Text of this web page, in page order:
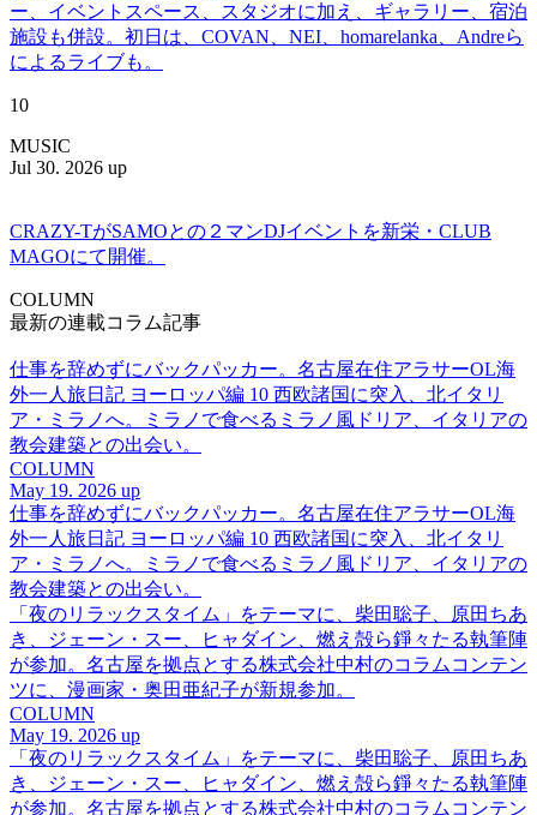
ー、イベントスペース、スタジオに加え、ギャラリー、宿泊
施設も併設。初日は、COVAN、NEI、homarelanka、Andreら
によるライブも。
10
MUSIC
Jul 30. 2026 up
CRAZY-TがSAMOとの２マンDJイベントを新栄・CLUB
MAGOにて開催。
COLUMN
最新の連載コラム記事
仕事を辞めずにバックパッカー。名古屋在住アラサーOL海
外一人旅日記 ヨーロッパ編 10 西欧諸国に突入、北イタリ
ア・ミラノへ。ミラノで食べるミラノ風ドリア、イタリアの
教会建築との出会い。
COLUMN
May 19. 2026 up
仕事を辞めずにバックパッカー。名古屋在住アラサーOL海
外一人旅日記 ヨーロッパ編 10 西欧諸国に突入、北イタリ
ア・ミラノへ。ミラノで食べるミラノ風ドリア、イタリアの
教会建築との出会い。
「夜のリラックスタイム」をテーマに、柴田聡子、原田ちあ
き、ジェーン・スー、ヒャダイン、燃え殻ら錚々たる執筆陣
が参加。名古屋を拠点とする株式会社中村のコラムコンテン
ツに、漫画家・奥田亜紀子が新規参加。
COLUMN
May 19. 2026 up
「夜のリラックスタイム」をテーマに、柴田聡子、原田ちあ
き、ジェーン・スー、ヒャダイン、燃え殻ら錚々たる執筆陣
が参加。名古屋を拠点とする株式会社中村のコラムコンテン